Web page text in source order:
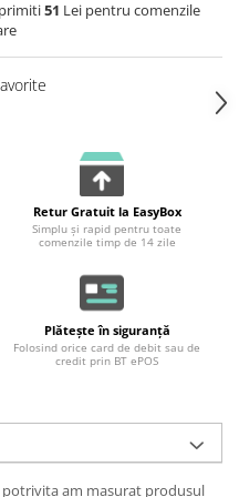
51 Lei pentru comenzile
Retur Gratuit la EasyBox
Simplu și rapid pentru toate
comenzile timp de 14 zile
Plătește în siguranță
Folosind orice card de debit sau de
credit prin BT ePOS
potrivita am masurat produsul